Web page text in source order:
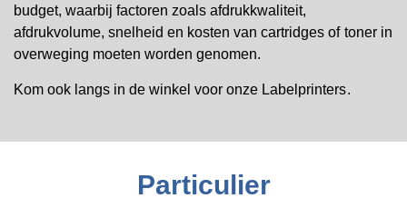
budget, waarbij factoren zoals afdrukkwaliteit,
afdrukvolume, snelheid en kosten van cartridges of toner in
overweging moeten worden genomen.
Kom ook langs in de winkel voor onze Labelprinters.
Particulier